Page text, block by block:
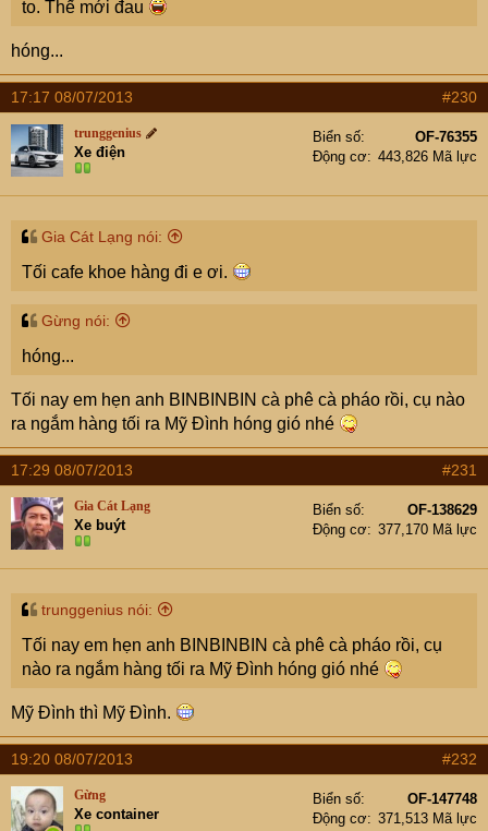
to. Thế mới đau
hóng...
17:17 08/07/2013 #230
trunggenius
Xe điện
Biển số
OF-76355
Động cơ
443,826 Mã lực
Gia Cát Lạng nói:
Tối cafe khoe hàng đi e ơi.
Gừng nói:
hóng...
Tối nay em hẹn anh BINBINBIN cà phê cà pháo rồi, cụ nào
ra ngắm hàng tối ra Mỹ Đình hóng gió nhé
17:29 08/07/2013 #231
Gia Cát Lạng
Xe buýt
Biển số
OF-138629
Động cơ
377,170 Mã lực
trunggenius nói:
Tối nay em hẹn anh BINBINBIN cà phê cà pháo rồi, cụ
nào ra ngắm hàng tối ra Mỹ Đình hóng gió nhé
Mỹ Đình thì Mỹ Đình.
19:20 08/07/2013 #232
Gừng
Xe container
Biển số
OF-147748
Động cơ
371,513 Mã lực